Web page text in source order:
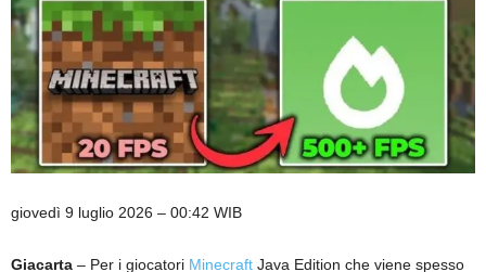
giovedì 9 luglio 2026 – 00:42 WIB
Giacarta – Per i giocatori Minecraft Java Edition che viene spesso